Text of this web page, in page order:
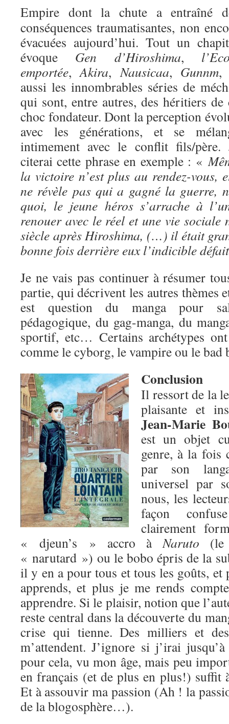
Empire dont la chute a entraîné
conséquences traumatisantes, non
évacuées aujourd’hui. Tout un
évoque Gen d’Hiroshima,
emportée,Akira,Nausicaa, Gunnm,
aussi les innombrables séries de
qui sont, entre autres, des héritiers de
choc fondateur. Dont la perception
avec les générations, et se
intimement avec le conflit fils/père.
citerai cette phrase en exemple : «
la victoire n’est plus au rendez-vous,
ne révèle pas qui a gagné la guerre,
quoi, le jeune héros s’arrache à
renouer avec le réel et une vie sociale
siècle après Hiroshima, (…) il était
bonne fois derrière eux l’indicible
Je ne vais pas continuer à résumer
partie, qui décrivent les autres thèmes
est question du manga pour
pédagogique, du gag-manga, du
sportif, etc… Certains archétypes
comme le cyborg, le vampire ou le bad
Conclusion
Il ressort de la
plaisante et
Jean-Marie
est un objet
genre, à la fois
par son
universel par
nous, les
façon
clairement
« djeun’s » accro àNaruto (le
« narutard ») ou le bobo épris de la
il y en a pour tous et tous les goûts, et
apprends, et plus je me rends
apprendre. Si le plaisir, notion que
reste central dans la découverte du
crise qui tienne. Des milliers et
m’attendent. J’ignore si j’irai
pour cela, vu mon âge, mais peu
en français (et de plus en plus!) suffit
Et à assouvir ma passion (Ah ! la
de la blogosphère…).